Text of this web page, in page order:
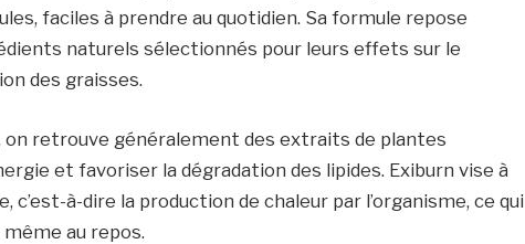
faciles à prendre au quotidien. Sa formule repose
naturels sélectionnés pour leurs effets sur le
des graisses.
on retrouve généralement des extraits de plantes
et favoriser la dégradation des lipides. Exiburn vise à
à-dire la production de chaleur par l’organisme, ce qui
au repos.